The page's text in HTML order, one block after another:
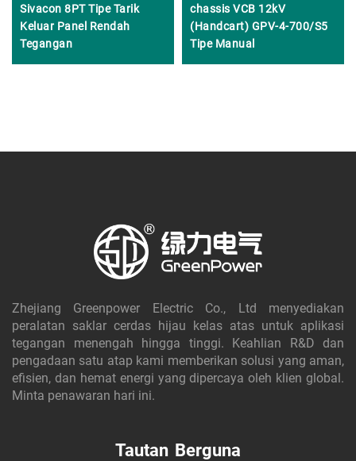
Sivacon 8PT Tipe Tarik
Keluar Panel Rendah
Tegangan
chassis VCB 12kV
(Handcart) GPV-4-700/S5
Tipe Manual
Zhejiang Greenpower Electric Co., Ltd menyediakan
peralatan saklar cerdas hijau kelas atas untuk aplikasi
tegangan menengah hingga tinggi. Keahlian R&D dan
pengadaan satu atap kami memberikan solusi yang aman,
efisien, dan hemat energi yang dipercaya oleh klien global.
Minta penawaran hari ini.
Tautan Berguna